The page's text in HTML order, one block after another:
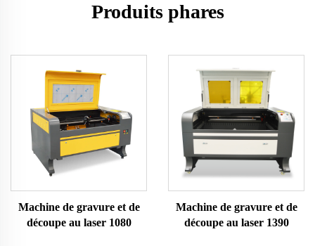
Produits phares
Machine de gravure et de
découpe au laser 1080
Machine de gravure et de
découpe au laser 1390